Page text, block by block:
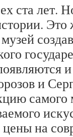
ста лет.
Это
и
самого
на